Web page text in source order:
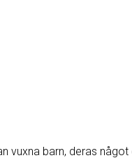
vuxna barn, deras